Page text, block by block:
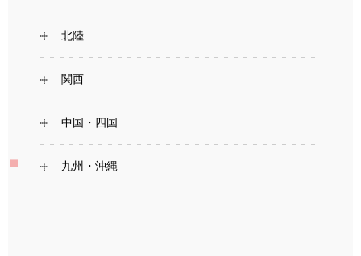
北陸
関西
中国・四国
九州・沖縄